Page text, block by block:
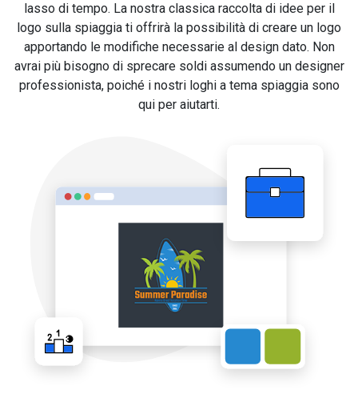
lasso di tempo. La nostra classica raccolta di idee per il
logo sulla spiaggia ti offrirà la possibilità di creare un logo
apportando le modifiche necessarie al design dato. Non
avrai più bisogno di sprecare soldi assumendo un designer
professionista, poiché i nostri loghi a tema spiaggia sono
qui per aiutarti.